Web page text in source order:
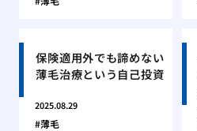
保険適用外でも諦めない
薄毛治療という自己投資
2025.08.29
薄毛